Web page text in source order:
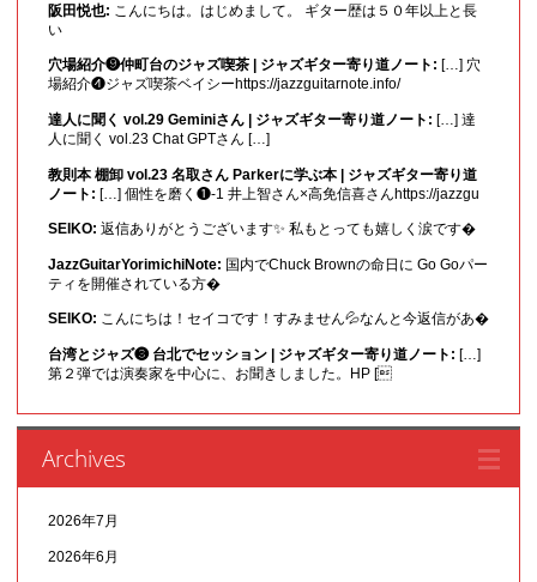
阪田悦也: こんにちは。はじめまして。 ギター歴は５０年以上と長
い
穴場紹介❾仲町台のジャズ喫茶 | ジャズギター寄り道ノート: […] 穴
場紹介❹ジャズ喫茶ベイシーhttps://jazzguitarnote.info/
達人に聞く vol.29 Geminiさん | ジャズギター寄り道ノート: […] 達
人に聞く vol.23 Chat GPTさん […]
教則本 棚卸 vol.23 名取さん Parkerに学ぶ本 | ジャズギター寄り道
ノート: […] 個性を磨く❶-1 井上智さん×高免信喜さんhttps://jazzgu
SEIKO: 返信ありがとうございます✨ 私もとっても嬉しく涙です�
JazzGuitarYorimichiNote: 国内でChuck Brownの命日に Go Goパー
ティを開催されている方�
SEIKO: こんにちは！セイコです！すみません💦なんと今返信があ�
台湾とジャズ❸ 台北でセッション | ジャズギター寄り道ノート: […]
第２弾では演奏家を中心に、お聞きしました。HP [
Archives
2026年7月
2026年6月